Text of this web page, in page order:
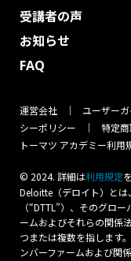
受講者の声
お知らせ
FAQ
運営会社 ユーザー
シーポリシー
特定
トーマツ アカデミー利用
© 2024. 詳細は利⽤規定
Deloitte（デロイト）と
（“DTTL”）、そのグロ
ームおよびそれらの関係
つまたは複数を指します
ンバーファームおよび関